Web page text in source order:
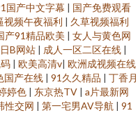
国产中文字幕 | 国产免费观看
视频午夜福利 | 久草视频福利
产91精品欧美 | 女人与黄色网
B网站 | 成人一区二区在线 |
| 欧美高清v| 欧洲成视频在线
国产在线 | 91久久精品 | 丁香月
婷色 | 东京热TV | a片最新网
性交网 | 第一宅男AV导航 | 91